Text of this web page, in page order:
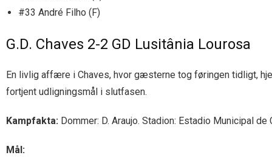
#33 André Filho (F)
G.D. Chaves 2-2 GD Lusitânia Lourosa
En livlig affære i Chaves, hvor gæsterne tog føringen tidligt,
fortjent udligningsmål i slutfasen.
Kampfakta: Dommer: D. Araujo. Stadion: Estadio Municipal
Mål: